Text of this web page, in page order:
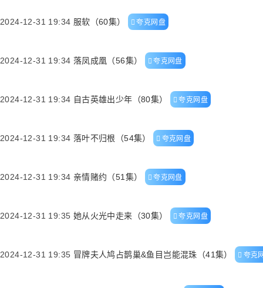
2024-12-31 19:34 服软（60集） 夸克网盘
2024-12-31 19:34 落凤成凰（56集） 夸克网盘
2024-12-31 19:34 自古英雄出少年（80集） 夸克网盘
2024-12-31 19:34 落叶不归根（54集） 夸克网盘
2024-12-31 19:34 亲情赌约（51集） 夸克网盘
2024-12-31 19:35 她从火光中走来（30集） 夸克网盘
2024-12-31 19:35 冒牌夫人鸠占鹊巢&鱼目岂能混珠（41集） 夸克